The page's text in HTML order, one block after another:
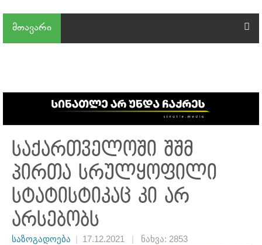
მთავარი
საქართველოში შშმ
პირთა სრულყოფილი
სტატისტიკაც კი არ
არსებობს
საზოგადოება 17.12.2021 ნახვა: 2853